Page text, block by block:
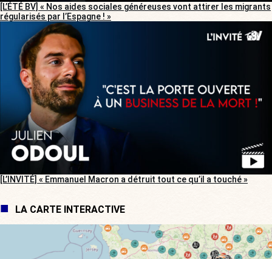
[L’ÉTÉ BV] « Nos aides sociales généreuses vont attirer les migrants
régularisés par l’Espagne ! »
[L’INVITÉ] « Emmanuel Macron a détruit tout ce qu’il a touché »
LA CARTE INTERACTIVE